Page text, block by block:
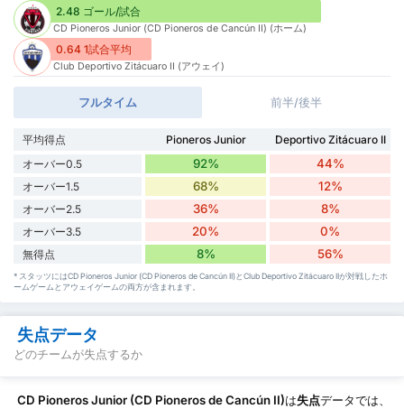
2.48 ゴール/試合
CD Pioneros Junior (CD Pioneros de Cancún II) (ホーム)
0.64 1試合平均
Club Deportivo Zitácuaro II (アウェイ)
フルタイム 前半/後半
平均得点 Pioneros Junior
Deportivo Zitácuaro II
オーバー0.5
92% 44%
オーバー1.5 68% 12%
オーバー2.5 36% 8%
オーバー3.5 20% 0%
無得点 8% 56%
* スタッツにはCD Pioneros Junior (CD Pioneros de Cancún II)とClub Deportivo Zitácuaro IIが対戦したホ
ームゲームとアウェイゲームの両方が含まれます。
失点データ
どのチームが失点するか
CD Pioneros Junior (CD Pioneros de Cancún II)は失点データでは、